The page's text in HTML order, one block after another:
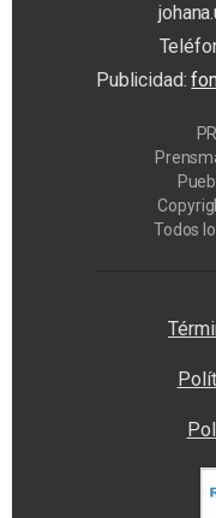
Publicidad:
Todos